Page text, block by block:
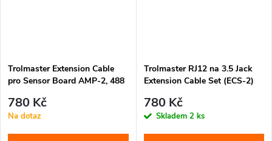
Trolmaster Extension Cable
pro Sensor Board AMP-2, 488
780 Kč
Na dotaz
Trolmaster RJ12 na 3.5 Jack
Extension Cable Set (ECS-2)
780 Kč
Skladem 2 ks